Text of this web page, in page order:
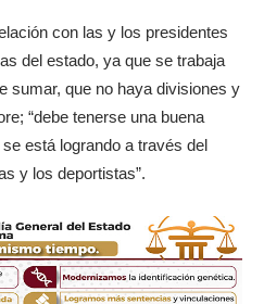
con las y los presidentes
del estado, ya que se trabaja
sumar, que no haya divisiones y
“debe tenerse una buena
está logrando a través del
y los deportistas”.